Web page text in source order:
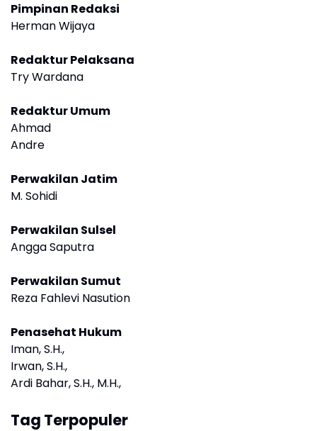
Pimpinan Redaksi
Herman Wijaya
Redaktur Pelaksana
Try Wardana
Redaktur Umum
Ahmad
Andre
Perwakilan Jatim
M. Sohidi
Perwakilan Sulsel
Angga Saputra
Perwakilan Sumut
Reza Fahlevi Nasution
Penasehat Hukum
Iman, S.H.,
Irwan, S.H.,
Ardi Bahar, S.H., M.H.,
Tag Terpopuler